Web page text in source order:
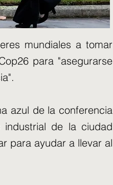
mundiales a tomar
para "asegurarse
azul de la conferencia
industrial de la ciudad
para ayudar a llevar al